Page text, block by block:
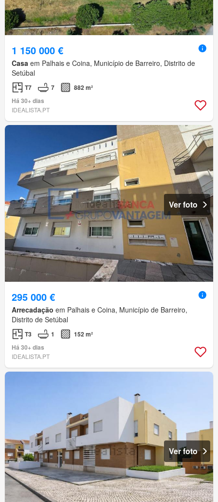
1 150 000 €
Casa em Palhais e Coina, Município de Barreiro, Distrito de
Setúbal
T7 7
882 m²
Há 30+ dias
IDEALISTA.PT
Ver foto
295 000 €
Arrecadação em Palhais e Coina, Município de Barreiro,
Distrito de Setúbal
T3 1
152 m²
Há 30+ dias
IDEALISTA.PT
Ver foto